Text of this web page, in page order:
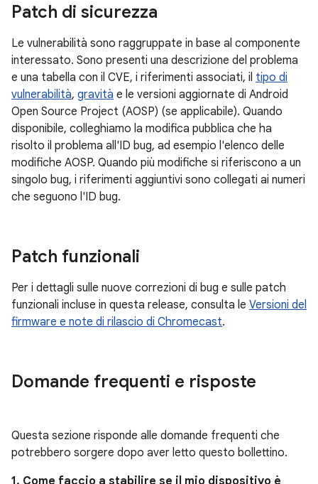
Patch di sicurezza
Le vulnerabilità sono raggruppate in base al componente
interessato. Sono presenti una descrizione del problema
e una tabella con il CVE, i riferimenti associati, il tipo di
vulnerabilità, gravità e le versioni aggiornate di Android
Open Source Project (AOSP) (se applicabile). Quando
disponibile, colleghiamo la modifica pubblica che ha
risolto il problema all'ID bug, ad esempio l'elenco delle
modifiche AOSP. Quando più modifiche si riferiscono a un
singolo bug, i riferimenti aggiuntivi sono collegati ai numeri
che seguono l'ID bug.
Patch funzionali
Per i dettagli sulle nuove correzioni di bug e sulle patch
funzionali incluse in questa release, consulta le Versioni del
firmware e note di rilascio di Chromecast.
Domande frequenti e risposte
Questa sezione risponde alle domande frequenti che
potrebbero sorgere dopo aver letto questo bollettino.
1. Come faccio a stabilire se il mio dispositivo è